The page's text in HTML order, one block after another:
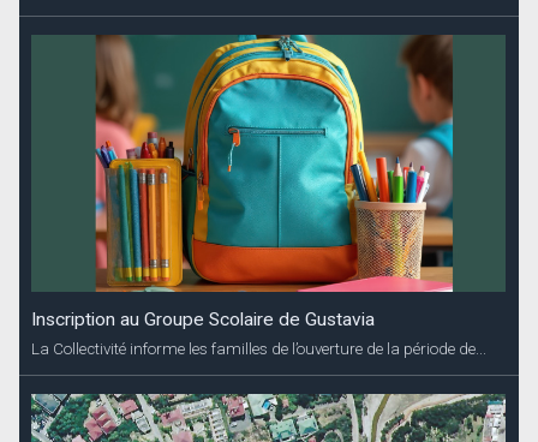
Inscription au Groupe Scolaire de Gustavia
La Collectivité informe les familles de l’ouverture de la période de...